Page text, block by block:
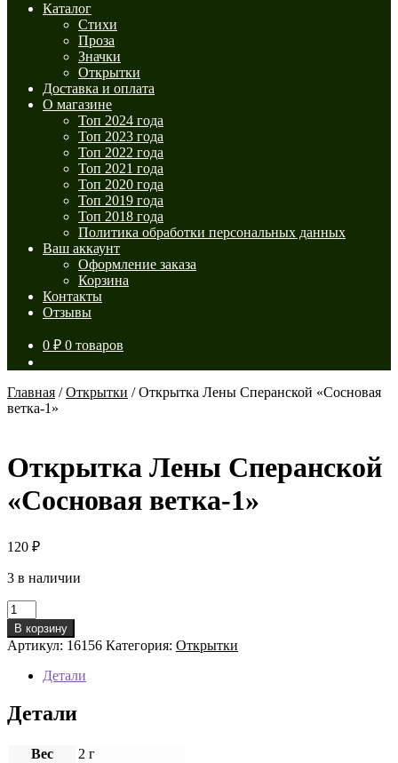
Каталог
Стихи
Проза
Значки
Открытки
Доставка и оплата
О магазине
Топ 2024 года
Топ 2023 года
Топ 2022 года
Топ 2021 года
Топ 2020 года
Топ 2019 года
Топ 2018 года
Политика обработки персональных данных
Ваш аккаунт
Оформление заказа
Корзина
Контакты
Отзывы
0 ₽ 0 товаров
Главная /Открытки /Открытка Лены Сперанской «Сосновая
ветка-1»
Открытка Лены Сперанской
«Сосновая ветка-1»
120 ₽
3 в наличии
Количество
товара
Открытка
Лены
Сперанской
«Сосновая
ветка-1»
В корзину
Артикул: 16156 Категория: Открытки
Детали
Детали
Вес
2 г